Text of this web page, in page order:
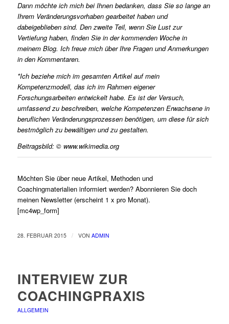
Dann möchte ich mich bei Ihnen bedanken, dass Sie so lange an
Ihrem Veränderungsvorhaben gearbeitet haben und
dabeigeblieben sind. Den zweite Teil, wenn Sie Lust zur
Vertiefung haben, finden Sie in der kommenden Woche in
meinem Blog. Ich freue mich über Ihre Fragen und Anmerkungen
in den Kommentaren.
*Ich beziehe mich im gesamten Artikel auf mein
Kompetenzmodell, das ich im Rahmen eigener
Forschungsarbeiten entwickelt habe. Es ist der Versuch,
umfassend zu beschreiben, welche Kompetenzen Erwachsene in
beruflichen Veränderungsprozessen benötigen, um diese für sich
bestmöglich zu bewältigen und zu gestalten.
Beitragsbild: © www.wikimedia.org
Möchten Sie über neue Artikel, Methoden und
Coachingmaterialien informiert werden? Abonnieren Sie doch
meinen Newsletter (erscheint 1 x pro Monat).
[mc4wp_form]
28. FEBRUAR 2015 / VON ADMIN
INTERVIEW ZUR
COACHINGPRAXIS
ALLGEMEIN